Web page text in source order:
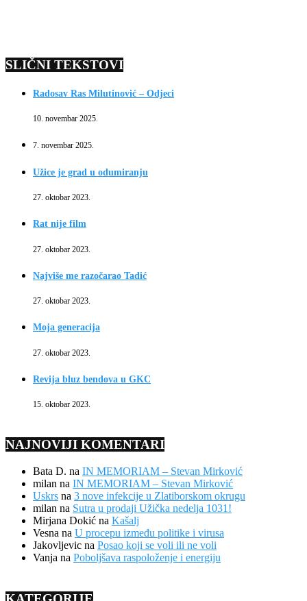
SLIČNI TEKSTOVI
Radosav Ras Milutinović – Odjeci
10. novembar 2025.
7. novembar 2025.
Užice je grad u odumiranju
27. oktobar 2023.
Rat nije film
27. oktobar 2023.
Najviše me razočarao Tadić
27. oktobar 2023.
Moja generacija
27. oktobar 2023.
Revija bluz bendova u GKC
15. oktobar 2023.
NAJNOVIJI KOMENTARI
Bata D. na IN MEMORIAM – Stevan Mirković
milan na IN MEMORIAM – Stevan Mirković
Uskrs na 3 nove infekcije u Zlatiborskom okrugu
milan na Sutra u prodaji Užička nedelja 1031!
Mirjana Dokić na Kašalj
Vesna na U procepu između politike i virusa
Jakovljevic na Posao koji se voli ili ne voli
Vanja na Poboljšava raspoloženje i energiju